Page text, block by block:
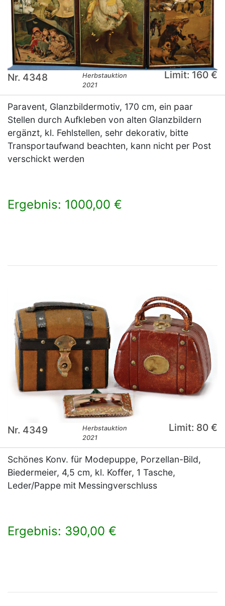
Nr. 4348
Herbstauktion
2021
Limit: 160 €
Paravent, Glanzbildermotiv, 170 cm, ein paar
Stellen durch Aufkleben von alten Glanzbildern
ergänzt, kl. Fehlstellen, sehr dekorativ, bitte
Transportaufwand beachten, kann nicht per Post
verschickt werden
Ergebnis: 1000,00 €
Nr. 4349
Herbstauktion
2021
Limit: 80 €
Schönes Konv. für Modepuppe, Porzellan-Bild,
Biedermeier, 4,5 cm, kl. Koffer, 1 Tasche,
Leder/Pappe mit Messingverschluss
Ergebnis: 390,00 €